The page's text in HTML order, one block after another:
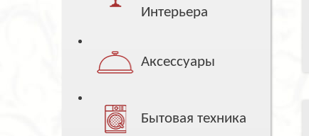
Интерьера
Аксессуары
Бытовая техника